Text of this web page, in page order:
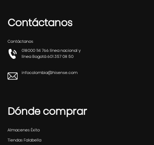
Contáctanos
Contáctanos
018000 114 766 línea nacional y
línea Bogotá 601 357 08 50
infocolombia@hisense.com
Dónde comprar
Almacenes Éxito
Tiendas Falabella